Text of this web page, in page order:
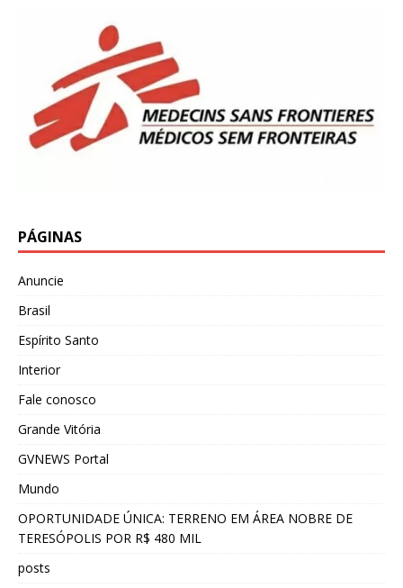
PÁGINAS
Anuncie
Brasil
Espírito Santo
Interior
Fale conosco
Grande Vitória
GVNEWS Portal
Mundo
OPORTUNIDADE ÚNICA: TERRENO EM ÁREA NOBRE DE
TERESÓPOLIS POR R$ 480 MIL
posts